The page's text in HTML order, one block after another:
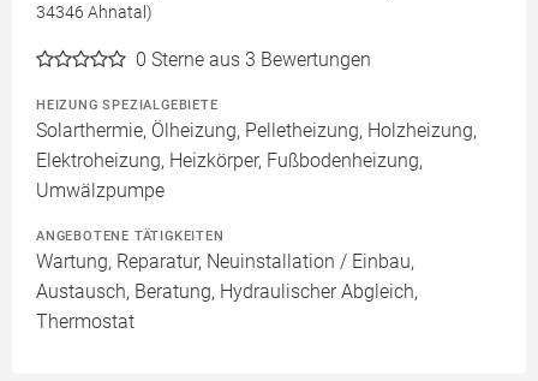
34346 Ahnatal)
0 Sterne aus 3 Bewertungen
HEIZUNG SPEZIALGEBIETE
Solarthermie, Ölheizung, Pelletheizung, Holzheizung,
Elektroheizung, Heizkörper, Fußbodenheizung,
Umwälzpumpe
ANGEBOTENE TÄTIGKEITEN
Wartung, Reparatur, Neuinstallation / Einbau,
Austausch, Beratung, Hydraulischer Abgleich,
Thermostat